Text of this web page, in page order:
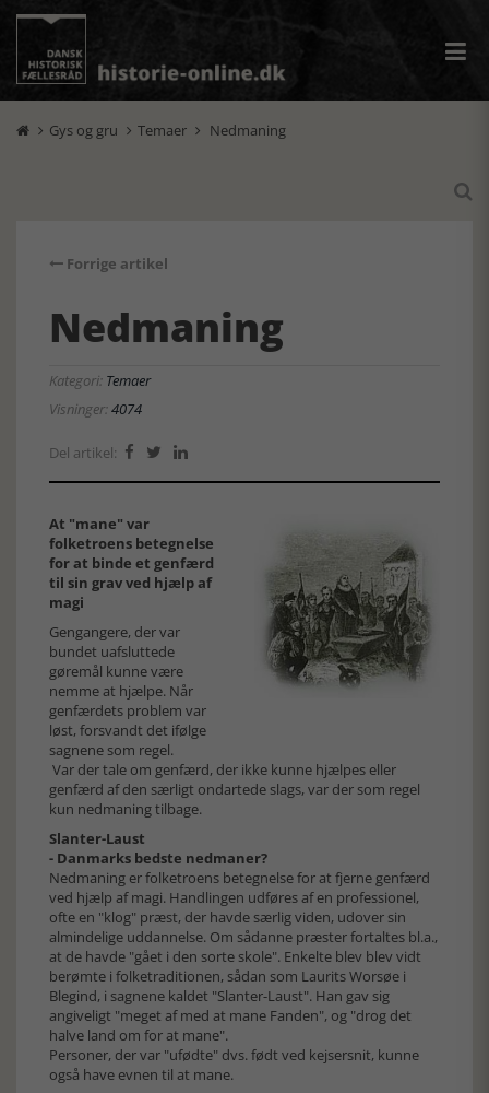
 Gys og gru  Temaer  Nedmaning

Forrige artikel
Nedmaning
Kategori: Temaer
Visninger:4074
Del artikel:   
At "mane" var
folketroens betegnelse
for at binde et genfærd
til sin grav ved hjælp af
magi
Gengangere, der var
bundet uafsluttede
gøremål kunne være
nemme at hjælpe. Når
genfærdets problem var
løst, forsvandt det ifølge
sagnene som regel.
Var der tale om genfærd, der ikke kunne hjælpes eller
genfærd af den særligt ondartede slags, var der som regel
kun nedmaning tilbage.
Slanter-Laust
- Danmarks bedste nedmaner?
Nedmaning er folketroens betegnelse for at fjerne genfærd
ved hjælp af magi. Handlingen udføres af en professionel,
ofte en "klog" præst, der havde særlig viden, udover sin
almindelige uddannelse. Om sådanne præster fortaltes bl.a.,
at de havde "gået i den sorte skole". Enkelte blev blev vidt
berømte i folketraditionen, sådan som Laurits Worsøe i
Blegind, i sagnene kaldet "Slanter-Laust". Han gav sig
angiveligt "meget af med at mane Fanden", og "drog det
halve land om for at mane".
Personer, der var "ufødte" dvs. født ved kejsersnit, kunne
også have evnen til at mane.